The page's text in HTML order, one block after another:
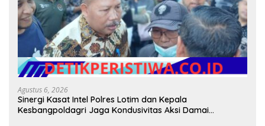
Agustus 6, 2026
Sinergi Kasat Intel Polres Lotim dan Kepala
Kesbangpoldagri Jaga Kondusivitas Aksi Damai